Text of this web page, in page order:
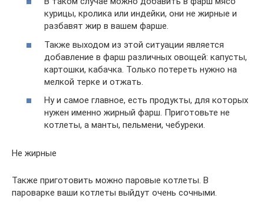
курицы, кролика или индейки, они не жирные и
разбавят жир в вашем фарше.
Также выходом из этой ситуации является
добавление в фарш различных овощей: капусты,
картошки, кабачка. Только потереть нужно на
мелкой терке и отжать.
Ну и самое главное, есть продукты, для которых
нужен именно жирный фарш. Приготовьте не
котлеты, а манты, пельмени, чебуреки.
Не жирные
Также приготовить можно паровые котлеты. В
пароварке ваши котлеты выйдут очень сочными.